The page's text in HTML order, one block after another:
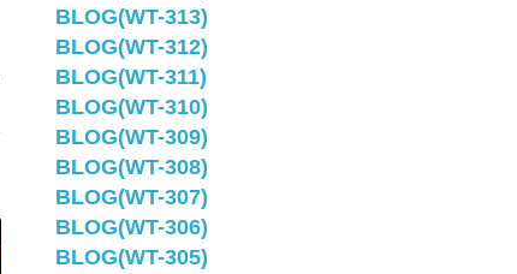
BLOG(WT-313)
BLOG(WT-312)
BLOG(WT-311)
BLOG(WT-310)
BLOG(WT-309)
BLOG(WT-308)
BLOG(WT-307)
BLOG(WT-306)
BLOG(WT-305)